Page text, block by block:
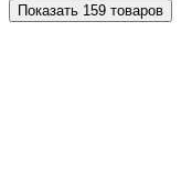
Показать 159 товаров